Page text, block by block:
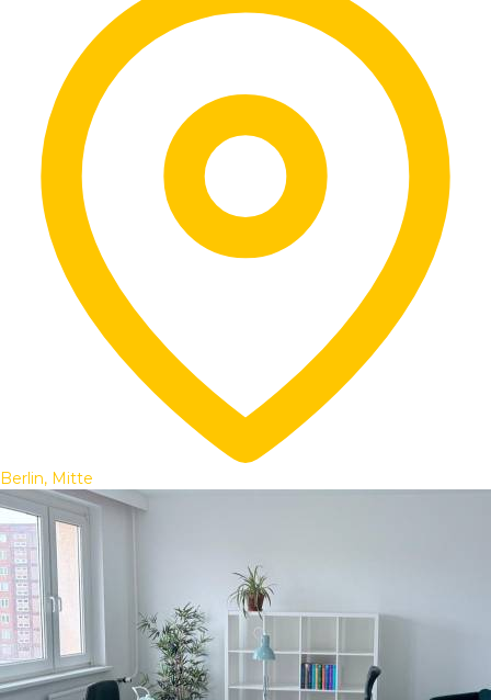
Berlin, Mitte